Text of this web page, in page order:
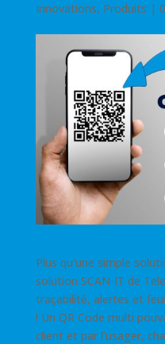
Innovations, Produits |
Plus qu’une simple
solution SCAN-IT de
traçabilité, alertes et
! Un QR Code multi
client et par l’usager,